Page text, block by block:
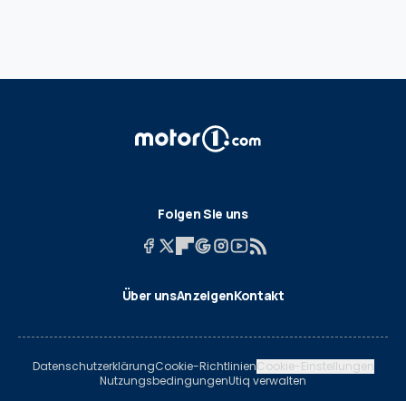
Folgen Sie uns
Über unsAnzeigenKontakt
DatenschutzerklärungCookie-RichtlinienCookie-Einstellungen
NutzungsbedingungenUtiq verwalten